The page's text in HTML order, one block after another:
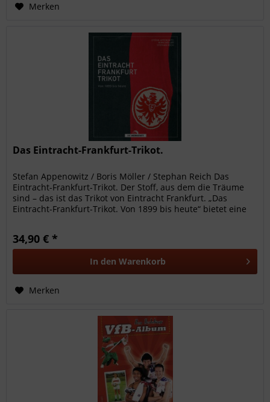
Merken
Das Eintracht-Frankfurt-Trikot.
Stefan Appenowitz / Boris Möller / Stephan Reich Das
Eintracht-Frankfurt-Trikot. Der Stoff, aus dem die Träume
sind – das ist das Trikot von Eintracht Frankfurt. „Das
Eintracht-Frankfurt-Trikot. Von 1899 bis heute“ bietet eine
34,90 € *
In den Warenkorb
Merken